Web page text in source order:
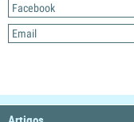
Facebook
Email